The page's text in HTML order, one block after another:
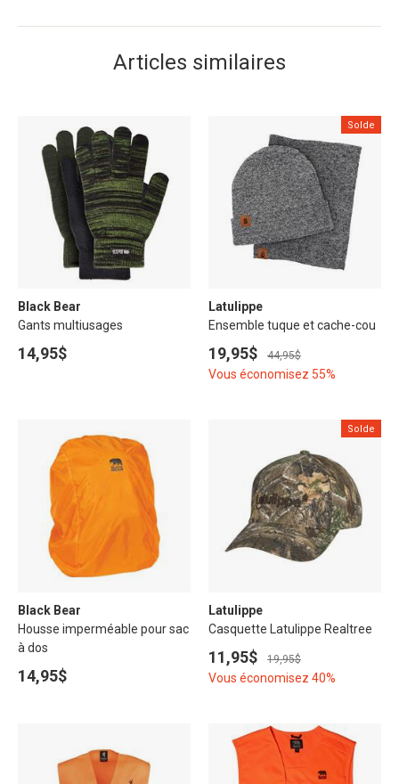
Articles similaires
Black Bear
Gants multiusages
14,95$
Solde
Latulippe
Ensemble tuque et cache-cou
19,95$ 44,95$
Vous économisez 55%
Black Bear
Housse imperméable pour sac
à dos
14,95$
Solde
Latulippe
Casquette Latulippe Realtree
11,95$ 19,95$
Vous économisez 40%